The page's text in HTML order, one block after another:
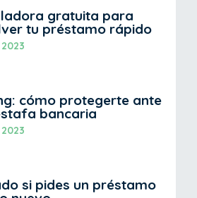
gratuita para
tu préstamo rápido
cómo protegerte ante
bancaria
si pides un préstamo